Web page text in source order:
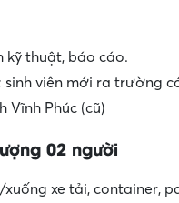
kỹ thuật, báo cáo.
sinh viên mới ra trường
Vĩnh Phúc (cũ)
02 người
xuống xe tải, container,